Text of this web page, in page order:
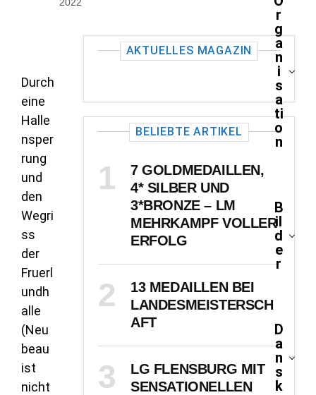
r
g
a
n
i
s
a
ti
o
n
B
il
d
e
r
D
a
n
s
k
Durch
eine
Halle
nsper
rung
und
den
Wegri
ss
der
Fruerl
undh
alle
(Neu
beau
ist
nicht
AKTUELLES MAGAZIN
BELIEBTE ARTIKEL
7 GOLDMEDAILLEN,
4* SILBER UND
3*BRONZE – LM
MEHRKAMPF VOLLER
ERFOLG
13 MEDAILLEN BEI
LANDESMEISTERSCH
AFT
LG FLENSBURG MIT
SENSATIONELLEN